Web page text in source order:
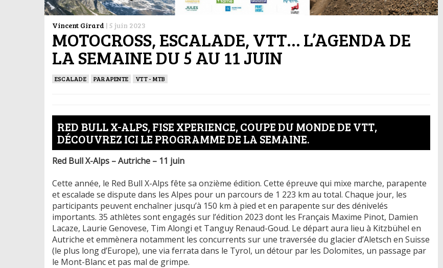
Vincent Girard | 5 juin 2023
MOTOCROSS, ESCALADE, VTT… L’AGENDA DE
LA SEMAINE DU 5 AU 11 JUIN
ESCALADE PARAPENTE VTT - MTB
RED BULL X-ALPS, FISE XPERIENCE, COUPE DU MONDE DE VTT,
DÉCOUVREZ ICI LE PROGRAMME DE LA SEMAINE.
Red Bull X-Alps – Autriche – 11 juin
Cette année, le Red Bull X-Alps fête sa onzième édition. Cette épreuve qui mixe marche, parapente
et escalade se dispute dans les Alpes pour un parcours de 1 223 km au total. Chaque jour, les
participants peuvent enchaîner jusqu’à 150 km à pied et en parapente sur des dénivelés
importants. 35 athlètes sont engagés sur l’édition 2023 dont les Français Maxime Pinot, Damien
Lacaze, Laurie Genovese, Tim Alongi et Tanguy Renaud-Goud. Le départ aura lieu à Kitzbühel en
Autriche et emmènera notamment les concurrents sur une traversée du glacier d’Aletsch en Suisse
(le plus long d’Europe), une via ferrata dans le Tyrol, un détour par les Dolomites, un passage par
le Mont-Blanc et pas mal de grimpe.